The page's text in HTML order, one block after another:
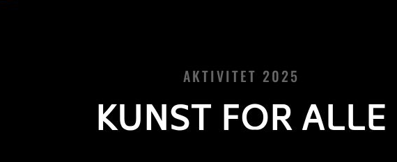
AKTIVITET 2025
KUNST FOR ALLE